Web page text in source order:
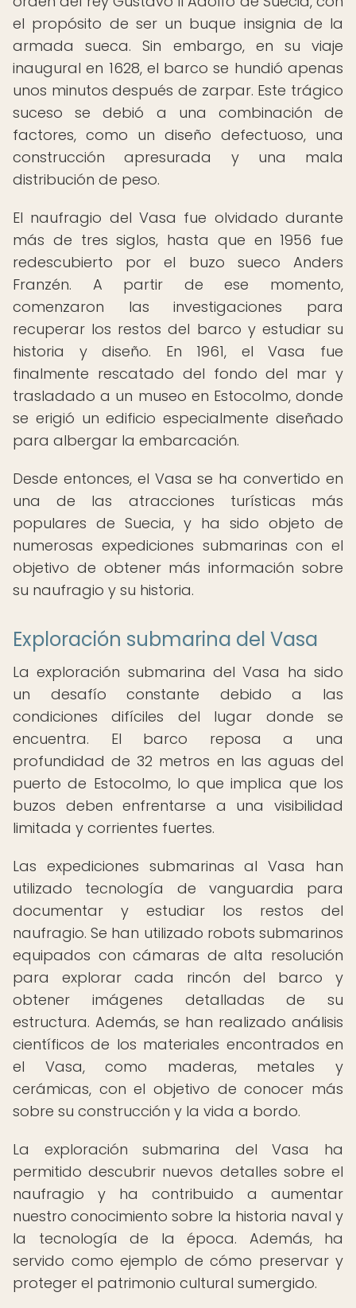
el propósito de ser un buque insignia de la
armada sueca. Sin embargo, en su viaje
inaugural en 1628, el barco se hundió apenas
unos minutos después de zarpar. Este trágico
suceso se debió a una combinación de
factores, como un diseño defectuoso, una
construcción apresurada y una mala
distribución de peso.
El naufragio del Vasa fue olvidado durante
más de tres siglos, hasta que en 1956 fue
redescubierto por el buzo sueco Anders
Franzén. A partir de ese momento,
comenzaron las investigaciones para
recuperar los restos del barco y estudiar su
historia y diseño. En 1961, el Vasa fue
finalmente rescatado del fondo del mar y
trasladado a un museo en Estocolmo, donde
se erigió un edificio especialmente diseñado
para albergar la embarcación.
Desde entonces, el Vasa se ha convertido en
una de las atracciones turísticas más
populares de Suecia, y ha sido objeto de
numerosas expediciones submarinas con el
objetivo de obtener más información sobre
su naufragio y su historia.
Exploración submarina del Vasa
La exploración submarina del Vasa ha sido
un desafío constante debido a las
condiciones difíciles del lugar donde se
encuentra. El barco reposa a una
profundidad de 32 metros en las aguas del
puerto de Estocolmo, lo que implica que los
buzos deben enfrentarse a una visibilidad
limitada y corrientes fuertes.
Las expediciones submarinas al Vasa han
utilizado tecnología de vanguardia para
documentar y estudiar los restos del
naufragio. Se han utilizado robots submarinos
equipados con cámaras de alta resolución
para explorar cada rincón del barco y
obtener imágenes detalladas de su
estructura. Además, se han realizado análisis
científicos de los materiales encontrados en
el Vasa, como maderas, metales y
cerámicas, con el objetivo de conocer más
sobre su construcción y la vida a bordo.
La exploración submarina del Vasa ha
permitido descubrir nuevos detalles sobre el
naufragio y ha contribuido a aumentar
nuestro conocimiento sobre la historia naval y
la tecnología de la época. Además, ha
servido como ejemplo de cómo preservar y
proteger el patrimonio cultural sumergido.